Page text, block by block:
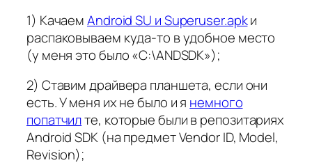
1) КачаемAndroid SU и Superuser.apkи
распаковываем куда-то в удобное место
(у меня это было «C:\ANDSDK»);
2) Ставим драйвера планшета, если они
есть. У меня их не было и я немного
попатчилте, которые были в репозитариях
Android SDK (на предмет Vendor ID, Model,
Revision);